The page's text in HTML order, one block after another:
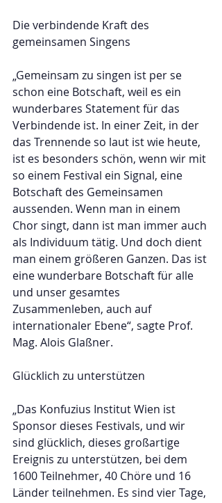
Die verbindende Kraft des
gemeinsamen Singens
„Gemeinsam zu singen ist per se
schon eine Botschaft, weil es ein
wunderbares Statement für das
Verbindende ist. In einer Zeit, in der
das Trennende so laut ist wie heute,
ist es besonders schön, wenn wir mit
so einem Festival ein Signal, eine
Botschaft des Gemeinsamen
aussenden. Wenn man in einem
Chor singt, dann ist man immer auch
als Individuum tätig. Und doch dient
man einem größeren Ganzen. Das ist
eine wunderbare Botschaft für alle
und unser gesamtes
Zusammenleben, auch auf
internationaler Ebene“, sagte Prof.
Mag. Alois Glaßner.
Glücklich zu unterstützen
„Das Konfuzius Institut Wien ist
Sponsor dieses Festivals, und wir
sind glücklich, dieses großartige
Ereignis zu unterstützen, bei dem
1600 Teilnehmer, 40 Chöre und 16
Länder teilnehmen. Es sind vier Tage,